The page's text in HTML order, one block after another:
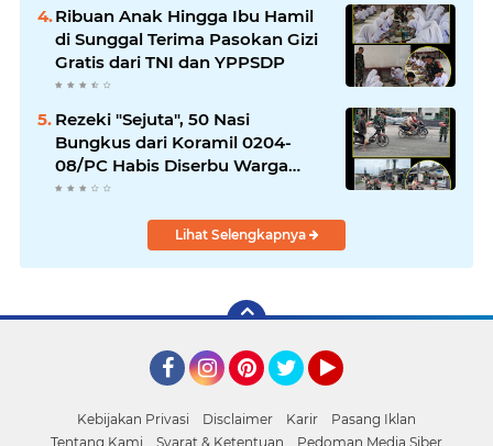
Ribuan Anak Hingga Ibu Hamil
di Sunggal Terima Pasokan Gizi
Gratis dari TNI dan YPPSDP
Rezeki "Sejuta", 50 Nasi
Bungkus dari Koramil 0204-
08/PC Habis Diserbu Warga
Pantai Cermin
Lihat Selengkapnya
Kebijakan Privasi Disclaimer Karir
Pasang Iklan
Tentang Kami
Syarat & Ketentuan Pedoman Media Siber